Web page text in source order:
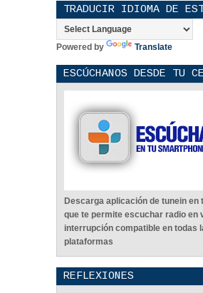
TRADUCIR IDIOMA DE
Powered by Translate
ESCÚCHANOS DESDE TU
Descarga aplicación de tunein en
que te permite escuchar radio en
interrupción compatible en todas
plataformas
REFLEXIONES